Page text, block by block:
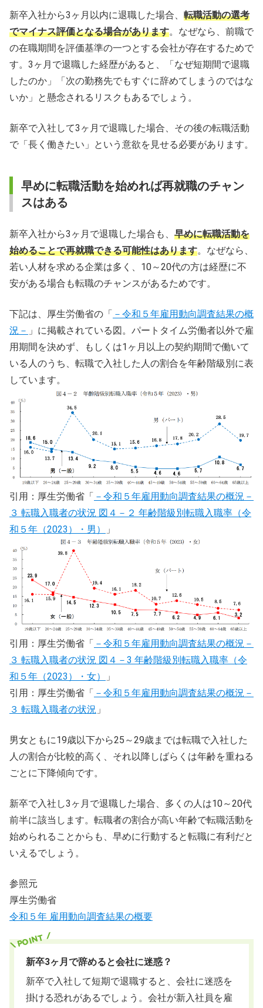
新卒入社から3ヶ月以内に退職した場合、 転職活動の選考
でマイナス評価となる場合があります。なぜなら、前職で
の在職期間を評価基準の一つとする会社が存在するためで
す。3ヶ月で退職した経歴があると、「なぜ短期間で退職
したのか」「次の勤務先でもすぐに辞めてしまうのではな
いか」と懸念されるリスクもあるでしょう。
新卒で入社して3ヶ月で退職した場合、その後の転職活動
で「長く働きたい」という意欲を見せる必要があります。
早めに転職活動を始めれば再就職のチャン
スはある
新卒入社から3ヶ月で退職した場合も、 早めに転職活動を
始めることで再就職できる可能性はあります。なぜなら、
若い人材を求める企業は多く、10～20代の方は経歴に不
安がある場合も転職のチャンスがあるためです。
下記は、厚生労働省の「 －令和５年雇用動向調査結果の概
況－ 」に掲載されている図。パートタイム労働者以外で雇
用期間を決めず、もしくは1ヶ月以上の契約期間で働いて
いる人のうち、転職で入社した人の割合を年齢階級別に表
しています。
引用：厚生労働省「 －令和５年雇用動向調査結果の概況－
３ 転職入職者の状況 図４－２ 年齢階級別転職入職率（令
和５年（2023）・男）
」
引用：厚生労働省「 －令和５年雇用動向調査結果の概況－
３ 転職入職者の状況 図４－3 年齢階級別転職入職率（令
和５年（2023）・女）
」
引用：厚生労働省「 －令和５年雇用動向調査結果の概況－
３ 転職入職者の状況 」
男女ともに19歳以下から25～29歳までは転職で入社した
人の割合が比較的高く、それ以降しばらくは年齢を重ねる
ごとに下降傾向です。
新卒で入社し3ヶ月で退職した場合、多くの人は10～20代
前半に該当します。転職者の割合が高い年齢で転職活動を
始められることからも、早めに行動すると転職に有利だと
いえるでしょう。
参照元
厚生労働省
令和５年 雇用動向調査結果の概要
新卒3ヶ月で辞めると会社に迷惑？
新卒で入社して短期で退職すると、会社に迷惑を
掛ける恐れがあるでしょう。会社が新入社員を雇